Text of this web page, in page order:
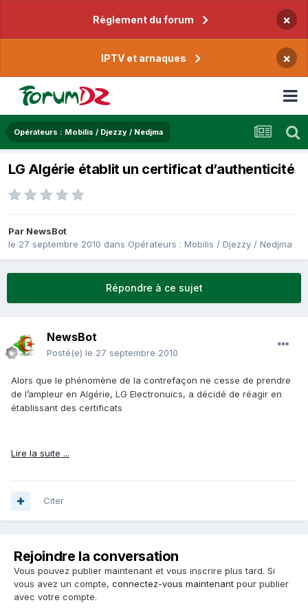
Règlement du forum ×
IPTV et arnaques ×
Opérateurs : Mobilis / Djezzy / Nedjma
LG Algérie établit un certificat d’authenticité
Par NewsBot
le 27 septembre 2010 dans Opérateurs : Mobilis / Djezzy / Nedjma
Répondre à ce sujet
NewsBot
Posté(e) le 27 septembre 2010
Alors que le phénomène de la contrefaçon ne cesse de prendre
de l’ampleur en Algérie, LG Electronuics, a décidé de réagir en
établissant des certificats
Lire la suite ...
Citer
Rejoindre la conversation
Vous pouvez publier maintenant et vous inscrire plus tard. Si
vous avez un compte, connectez-vous maintenant pour publier
avec votre compte.